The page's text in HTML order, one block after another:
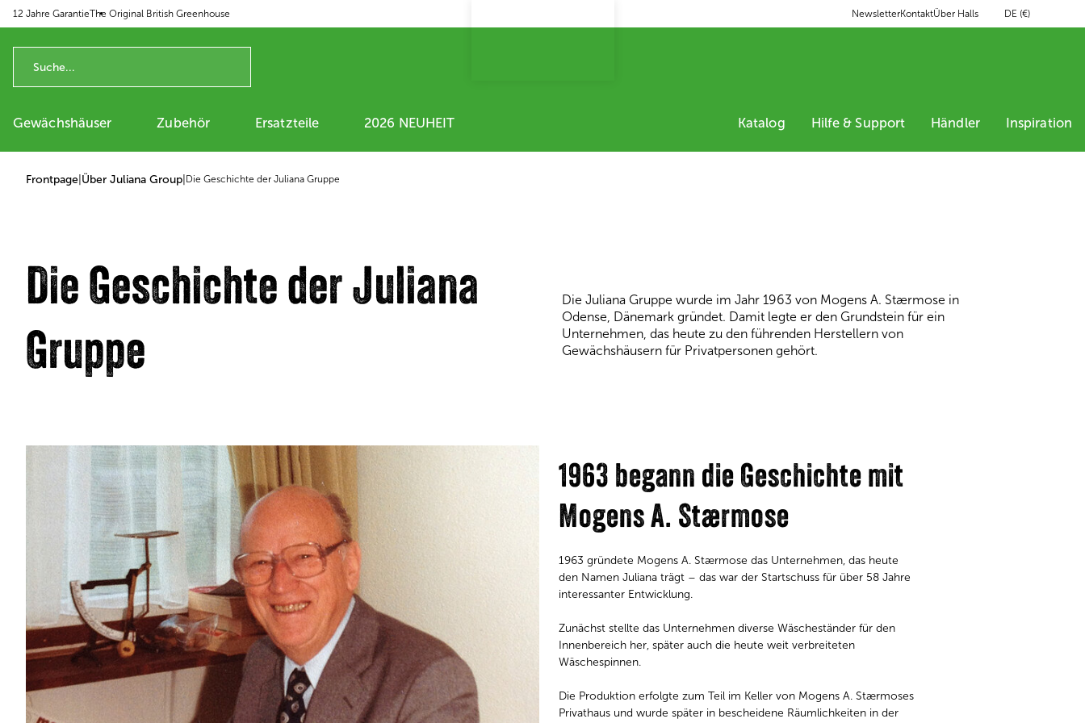
12 Jahre GarantieThe Original British Greenhouse NewsletterKontaktÜber Halls DE (€)
Gewächshäuser Zubehör Ersatzteile 2026 NEUHEIT Katalog Hilfe & Support Händler Inspiration
Frontpage Über Juliana Group Die Geschichte der Juliana Gruppe
Die Geschichte der Juliana
Gruppe
Die Juliana Gruppe wurde im Jahr 1963 von Mogens A. Stærmose in
Odense, Dänemark gründet. Damit legte er den Grundstein für ein
Unternehmen, das heute zu den führenden Herstellern von
Gewächshäusern für Privatpersonen gehört.
1963 begann die Geschichte mit
Mogens A. Stærmose
1963 gründete Mogens A. Stærmose das Unternehmen, das heute
den Namen Juliana trägt – das war der Startschuss für über 58 Jahre
interessanter Entwicklung.
Zunächst stellte das Unternehmen diverse Wäscheständer für den
Innenbereich her, später auch die heute weit verbreiteten
Wäschespinnen.
Die Produktion erfolgte zum Teil im Keller von Mogens A. Stærmoses
Privathaus und wurde später in bescheidene Räumlichkeiten in der